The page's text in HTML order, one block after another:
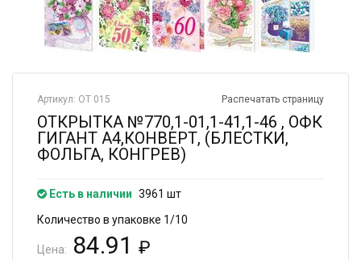
Распечатать страницу
Артикул: ОТ 015
ОТКРЫТКА №770,1-01,1-41,1-46 , ОФК
ГИГАНТ А4,КОНВЕРТ, (БЛЕСТКИ,
ФОЛЬГА, КОНГРЕВ)
Есть в наличии 3961 шт
Количество в упаковке 1/10
Цена: 84.91 ₽